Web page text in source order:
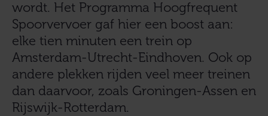
wordt. Het Programma Hoogfrequent
Spoorvervoer gaf hier een boost aan:
elke tien minuten een trein op
Amsterdam-Utrecht-Eindhoven. Ook op
andere plekken rijden veel meer treinen
dan daarvoor, zoals Groningen-Assen en
Rijswijk-Rotterdam.